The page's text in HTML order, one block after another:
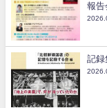
報告
記録